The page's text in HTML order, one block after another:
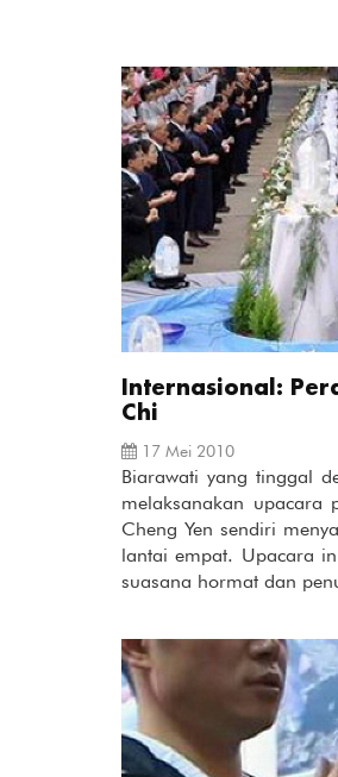
Internasional:
Chi
17 Mei 2010
Biarawati yang tinggal
melaksanakan upacara
Cheng Yen sendiri
lantai empat. Upacara
suasana hormat dan